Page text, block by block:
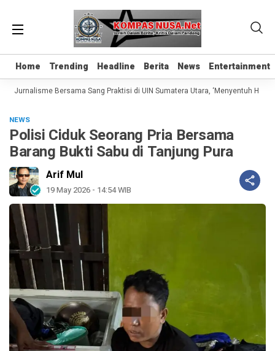
Home Trending Headline Berita News Entertainment
Home Trending Headline Berita News Entertainment
Bersama Sang Praktisi di UIN Sumatera Utara, ‘Menyentuh Hati
NEWS
Polisi Ciduk Seorang Pria Bersama
Barang Bukti Sabu di Tanjung Pura
Arif Mul
19 May 2026 - 14:54 WIB